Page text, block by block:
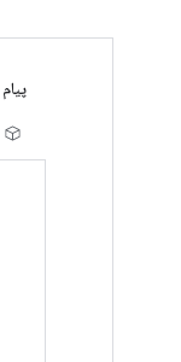
پیام